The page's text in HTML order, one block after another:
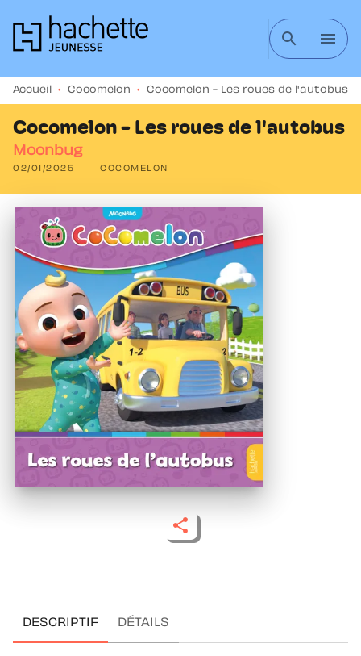
MENU RECHERCHE CONTENU
search menu
Accueil • Cocomelon • Cocomelon - Les roues de l'autobus
Cocomelon - Les roues de l'autobus
Moonbug
02/01/2025 COCOMELON
DESCRIPTIF DÉTAILS